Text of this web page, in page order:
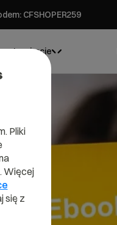
CFSHOPER259
Inspiracje
Pliki
Więcej
się z